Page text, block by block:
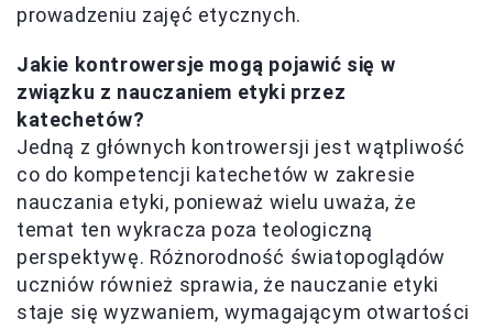
prowadzeniu zajęć etycznych.
Jakie kontrowersje mogą pojawić się w
związku z nauczaniem etyki przez
katechetów?
Jedną z głównych kontrowersji jest wątpliwość
co do kompetencji katechetów w zakresie
nauczania etyki, ponieważ wielu uważa, że
temat ten wykracza poza teologiczną
perspektywę. Różnorodność światopoglądów
uczniów również sprawia, że nauczanie etyki
staje się wyzwaniem, wymagającym otwartości